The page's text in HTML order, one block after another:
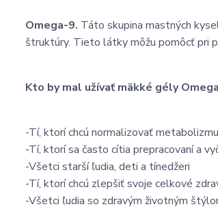
Omega-9. Táto skupina mastných
štruktúry. Tieto látky môžu pomôcť pri
Kto by mal užívať mäkké gély
-Tí, ktorí chcú normalizovať
-Tí, ktorí sa často cítia prepracovaní a
-Všetci starší ľudia, deti a tínedžeri
-Tí, ktorí chcú zlepšiť svoje celkové
-Všetci ľudia so zdravým životným